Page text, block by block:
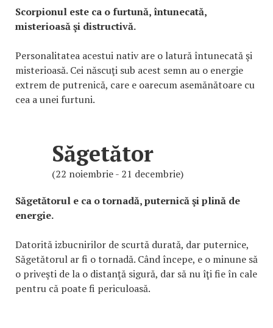
Scorpionul este ca o furtună, întunecată,
misterioasă şi distructivă.
Personalitatea acestui nativ are o latură întunecată şi
misterioasă. Cei născuţi sub acest semn au o energie
extrem de putrenică, care e oarecum asemănătoare cu
cea a unei furtuni.
Săgetător
(22 noiembrie - 21 decembrie)
Săgetătorul e ca o tornadă, puternică şi plină de
energie.
Datorită izbucnirilor de scurtă durată, dar puternice,
Săgetătorul ar fi o tornadă. Când începe, e o minune să
o priveşti de la o distanţă sigură, dar să nu îţi fie în cale
pentru că poate fi periculoasă.